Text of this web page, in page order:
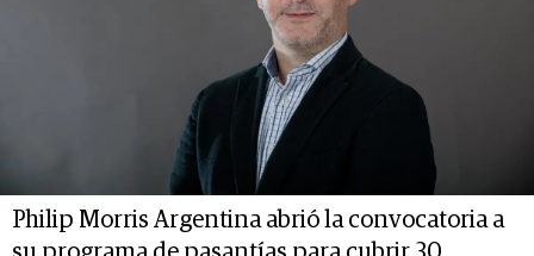
Philip Morris Argentina abrió la convocatoria a